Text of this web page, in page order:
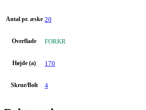
Antal pr. æske 20
Overflade FORKR
Højde (a) 170
Skrue/Bolt 4